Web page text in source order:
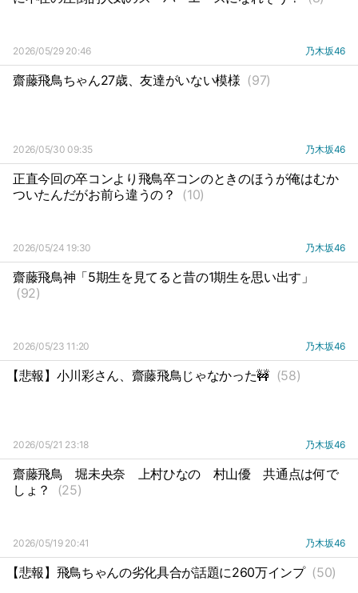
2026/05/29 20:46 乃木坂46
齋藤飛鳥ちゃん27歳、友達がいない模様 (97)
2026/05/30 09:35 乃木坂46
正直今回の卒コンより飛鳥卒コンのときのほうが俺はむか
ついたんだがお前ら違うの？
(10)
2026/05/24 19:30 乃木坂46
齋藤飛鳥神「5期生を見てると昔の1期生を思い出す」
(92)
2026/05/23 11:20 乃木坂46
【悲報】小川彩さん、齋藤飛鳥じゃなかった🚧 (58)
2026/05/21 23:18 乃木坂46
齋藤飛鳥 堀未央奈 上村ひなの 村山優
共通点は何で
しょ？
(25)
2026/05/19 20:41 乃木坂46
【悲報】飛鳥ちゃんの劣化具合が話題に260万インプ (50)